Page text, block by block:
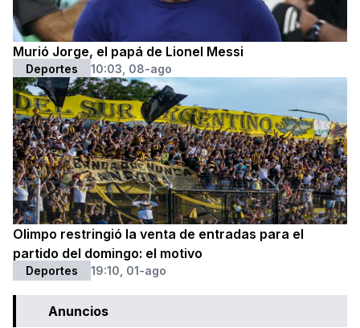
Murió Jorge, el papá de Lionel Messi
Deportes 10:03, 08-ago
Olimpo restringió la venta de entradas para el
partido del domingo: el motivo
Deportes 19:10, 01-ago
Anuncios